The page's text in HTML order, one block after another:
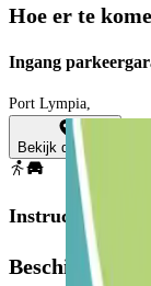
Hoe er te
Ingang
Port Lympia,
Bekijk de kaart
Instructies
Beschikbare